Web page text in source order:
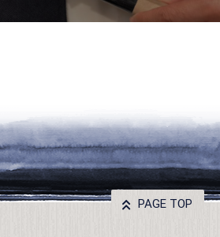
PAGE TOP